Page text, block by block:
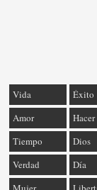
Vida Éxito
Amor
Hacer
Tiempo
Dios
Verdad
Día